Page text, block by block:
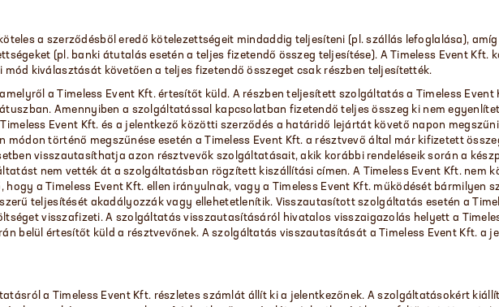
a szerződésből eredő kötelezettségeit mindaddig teljesíteni (pl. szállás lefoglalása),
(pl. banki átutalás esetén a teljes fizetendő összeg teljesítése). A Timeless Event Kft.
kiválasztását követően a teljes fizetendő összeget csak részben teljesítették.
a Timeless Event Kft. értesítőt küld. A részben teljesített szolgáltatás a Timeless Event
Amennyiben a szolgáltatással kapcsolatban fizetendő teljes összeg ki nem
Event Kft. és a jelentkező közötti szerződés a határidő lejártát követő napon
módon történő megszűnése esetén a Timeless Event Kft. a résztvevő által már kifizetett
visszautasíthatja azon résztvevők szolgáltatásait, akik korábbi rendeléseik során a
nem vették át a szolgáltatásban rögzített kiszállítási címen. A Timeless Event Kft. nem
a Timeless Event Kft. ellen irányulnak, vagy a Timeless Event Kft. működését bármilyen
teljesítését akadályozzák vagy ellehetetlenítik. Visszautasított szolgáltatás esetén a
visszafizeti. A szolgáltatás visszautasításáról hivatalos visszaigazolás helyett a
belül értesítőt küld a résztvevőnek. A szolgáltatás visszautasítását a Timeless Event Kft. a
a Timeless Event Kft. részletes számlát állít ki a jelentkezőnek. A szolgáltatásokért